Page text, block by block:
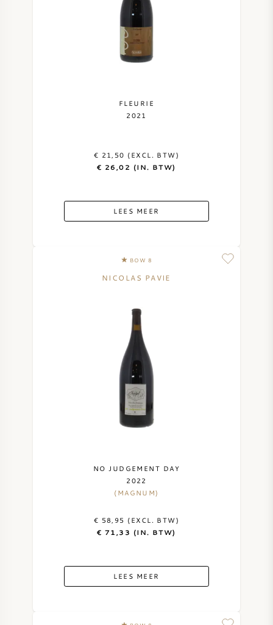
FLEURIE
2021
€ 21,50 (EXCL. BTW)
€ 26,02 (IN. BTW)
LEES MEER
BOW 8
NICOLAS PAVIE
NO JUDGEMENT DAY
2022
(MAGNUM)
€ 58,95 (EXCL. BTW)
€ 71,33 (IN. BTW)
LEES MEER